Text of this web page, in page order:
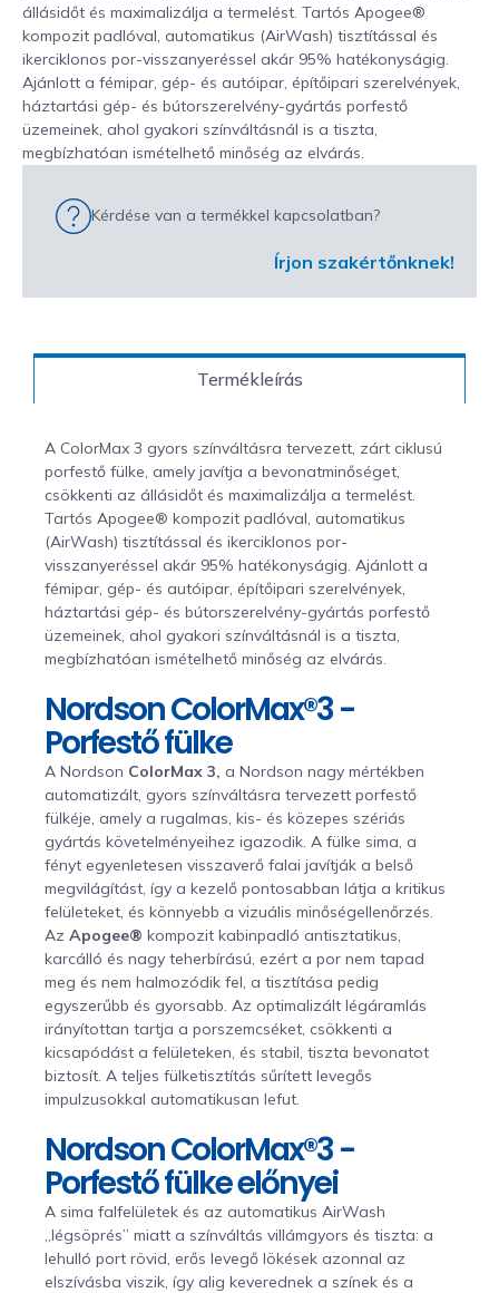
állásidőt és maximalizálja a termelést. Tartós Apogee®
kompozit padlóval, automatikus (AirWash) tisztítással és
ikerciklonos por-visszanyeréssel akár 95% hatékonyságig.
Ajánlott a fémipar, gép- és autóipar, építőipari szerelvények,
háztartási gép- és bútorszerelvény-gyártás porfestő
üzemeinek, ahol gyakori színváltásnál is a tiszta,
megbízhatóan ismételhető minőség az elvárás.
Kérdése van a termékkel kapcsolatban?
Írjon szakértőnknek!
Termékleírás
A ColorMax 3 gyors színváltásra tervezett, zárt ciklusú
porfestő fülke, amely javítja a bevonatminőséget,
csökkenti az állásidőt és maximalizálja a termelést.
Tartós Apogee® kompozit padlóval, automatikus
(AirWash) tisztítással és ikerciklonos por-
visszanyeréssel akár 95% hatékonyságig. Ajánlott a
fémipar, gép- és autóipar, építőipari szerelvények,
háztartási gép- és bútorszerelvény-gyártás porfestő
üzemeinek, ahol gyakori színváltásnál is a tiszta,
megbízhatóan ismételhető minőség az elvárás.
Nordson ColorMax®3 -
Porfestő fülke
A Nordson ColorMax 3, a Nordson nagy mértékben
automatizált, gyors színváltásra tervezett porfestő
fülkéje, amely a rugalmas, kis- és közepes szériás
gyártás követelményeihez igazodik. A fülke sima, a
fényt egyenletesen visszaverő falai javítják a belső
megvilágítást, így a kezelő pontosabban látja a kritikus
felületeket, és könnyebb a vizuális minőségellenőrzés.
Az Apogee® kompozit kabinpadló antisztatikus,
karcálló és nagy teherbírású, ezért a por nem tapad
meg és nem halmozódik fel, a tisztítása pedig
egyszerűbb és gyorsabb. Az optimalizált légáramlás
irányítottan tartja a porszemcséket, csökkenti a
kicsapódást a felületeken, és stabil, tiszta bevonatot
biztosít. A teljes fülketisztítás sűrített levegős
impulzusokkal automatikusan lefut.
Nordson ColorMax®3 -
Porfestő fülke előnyei
A sima falfelületek és az automatikus AirWash
„légsöprés” miatt a színváltás villámgyors és tiszta: a
lehulló port rövid, erős levegő lökések azonnal az
elszívásba viszik, így alig keverednek a színek és a